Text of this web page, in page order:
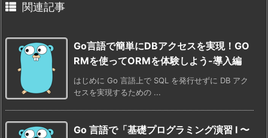
関連記事
Go言語で簡単にDBアクセスを実現！GO
RMを使ってORMを体験しよう-導入編
はじめに Go 言語上で SQL を発行せずに DB アク
セスを実現するための ...
Go 言語で「基礎プログラミング演習 I 〜